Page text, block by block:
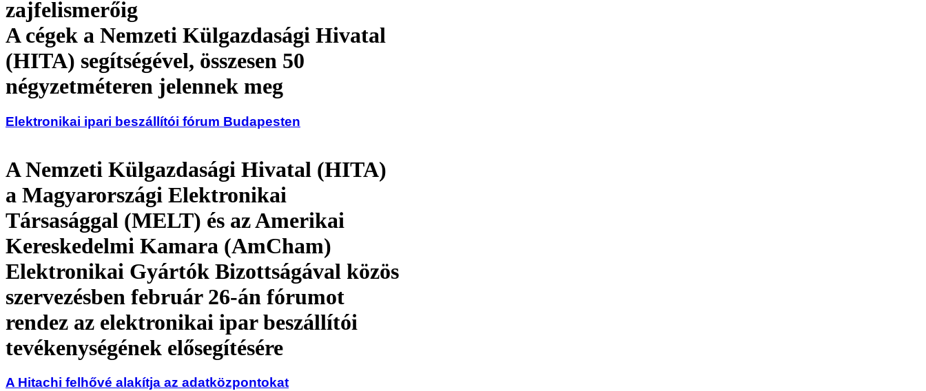
zajfelismerőig
A cégek a Nemzeti Külgazdasági Hivatal
(HITA) segítségével, összesen 50
négyzetméteren jelennek meg
Elektronikai ipari beszállítói fórum Budapesten
A Nemzeti Külgazdasági Hivatal (HITA)
a Magyarországi Elektronikai
Társasággal (MELT) és az Amerikai
Kereskedelmi Kamara (AmCham)
Elektronikai Gyártók Bizottságával közös
szervezésben február 26-án fórumot
rendez az elektronikai ipar beszállítói
tevékenységének elősegítésére
A Hitachi felhővé alakítja az adatközpontokat